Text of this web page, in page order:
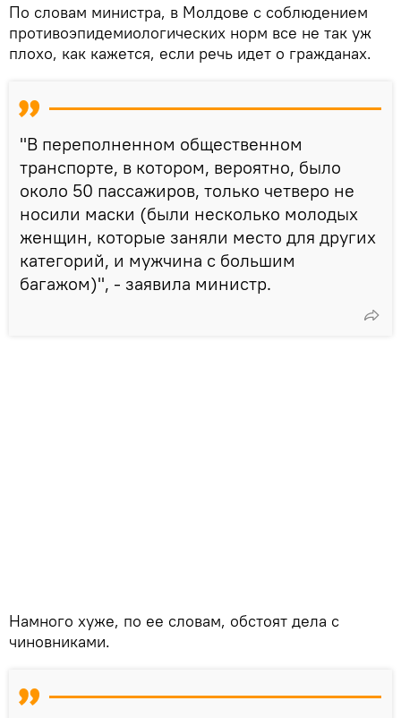
По словам министра, в Молдове с соблюдением
противоэпидемиологических норм все не так уж
плохо, как кажется, если речь идет о гражданах.
"В переполненном общественном
транспорте, в котором, вероятно, было
около 50 пассажиров, только четверо не
носили маски (были несколько молодых
женщин, которые заняли место для других
категорий, и мужчина с большим
багажом)", - заявила министр.
Намного хуже, по ее словам, обстоят дела с
чиновниками.